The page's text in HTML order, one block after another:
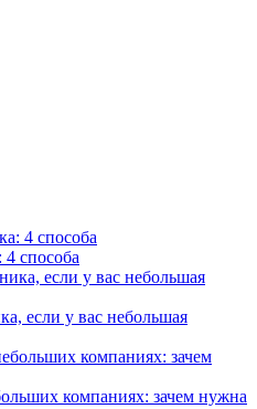
способа
если у вас небольшая
компаниях: зачем нужна